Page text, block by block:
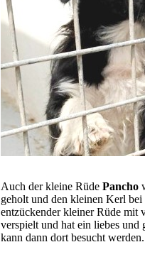
Auch der kleine Rüde Pancho
geholt und den kleinen Kerl
entzückender kleiner Rüde mit
verspielt und hat ein liebes und
kann dann dort besucht werden.